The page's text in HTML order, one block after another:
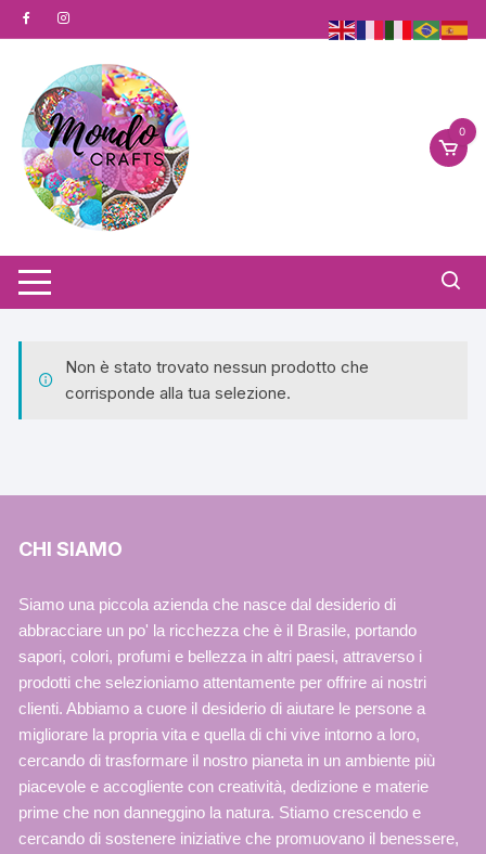
al
0
Non è stato trovato nessun prodotto che
corrisponde alla tua selezione.
CHI SIAMO
Siamo una piccola azienda che nasce dal desiderio di
abbracciare un po' la ricchezza che è il Brasile, portando
sapori, colori, profumi e bellezza in altri paesi, attraverso i
prodotti che selezioniamo attentamente per offrire ai nostri
clienti. Abbiamo a cuore il desiderio di aiutare le persone a
migliorare la propria vita e quella di chi vive intorno a loro,
cercando di trasformare il nostro pianeta in un ambiente più
piacevole e accogliente con creatività, dedizione e materie
prime che non danneggino la natura. Stiamo crescendo e
cercando di sostenere iniziative che promuovano il benessere,